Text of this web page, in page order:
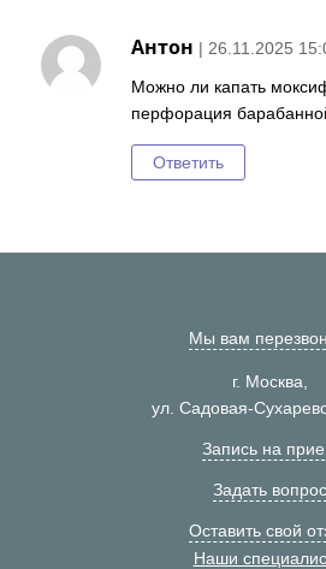
Антон | 26.11.2025
Можно ли капать
перфорация
Ответить
Мы вам
г. Москва,
ул. Садовая-
Запись на
Задать вопрос
Оставить свой
Наши